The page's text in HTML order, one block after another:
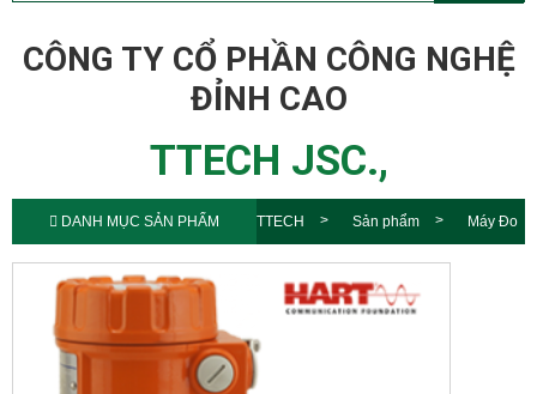
CÔNG TY CỔ PHẦN CÔNG NGHỆ
ĐỈNH CAO
TTECH JSC.,
DANH MỤC SẢN PHẨM TTECH Sản phẩm Máy Đo
Mức Siêu Âm NUS-4 Kobold